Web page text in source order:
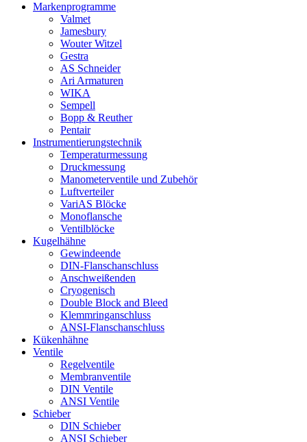
Markenprogramme
Valmet
Jamesbury
Wouter Witzel
Gestra
AS Schneider
Ari Armaturen
WIKA
Sempell
Bopp & Reuther
Pentair
Instrumentierungs­technik
Temperaturmessung
Druckmessung
Manometerventile und Zubehör
Luftverteiler
VariAS Blöcke
Monoflansche
Ventilblöcke
Kugelhähne
Gewindeende
DIN-Flanschanschluss
Anschweißenden
Cryogenisch
Double Block and Bleed
Klemmringanschluss
ANSI-Flanschanschluss
Kükenhähne
Ventile
Regelventile
Membranventile
DIN Ventile
ANSI Ventile
Schieber
DIN Schieber
ANSI Schieber